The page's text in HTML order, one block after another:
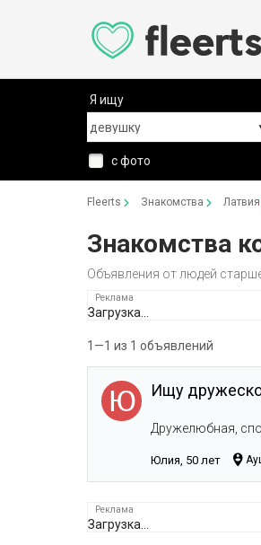
Я ищу
с фото
Fleerts Знакомства Латвия
Знакомства
Объявления от людей
Загрузка...
1—1 из 1 объявлений
Ищу
Дружелюбная,
Юлия, 50 лет
Загрузка...